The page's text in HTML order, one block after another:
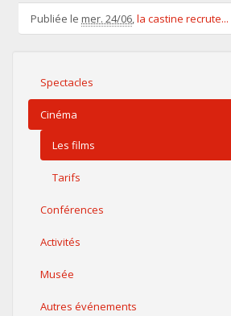
Publiée le mer. 24/06,la castine recrute...
Spectacles
Cinéma
Les films
Tarifs
Conférences
Activités
Musée
Autres événements